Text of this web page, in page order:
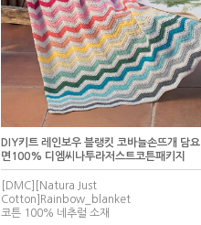
DIY키트 레인보우 블랭킷 코바늘손뜨개 담요
면100% 디엠씨나투라저스트코튼패키지
[DMC][Natura Just
Cotton]Rainbow_blanket
코튼 100% 네추럴 소재